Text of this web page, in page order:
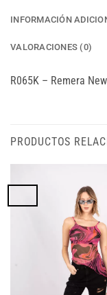
INFORMACIÓN
VALORACIONES (0)
R065K – Remera
PRODUCTOS